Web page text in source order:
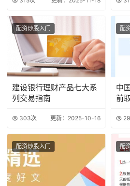
配资炒股入门
建设银行理财产品七大系
列交易指南
303次 更新：2025-10-16
配
中
前
配资炒股入门 配